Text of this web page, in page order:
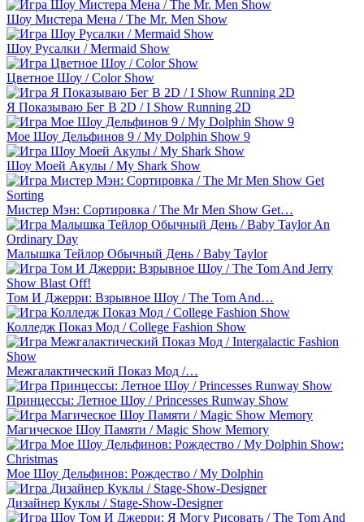
Шоу Мистера Мена / The Mr. Men Show
Шоу Русалки / Mermaid Show
Цветное Шоу / Color Show
Я Показываю Бег В 2D / I Show Running 2D
Мое Шоу Дельфинов 9 / My Dolphin Show 9
Шоу Моей Акулы / My Shark Show
Мистер Мэн: Сортировка / The Mr Men Show Get…
Малышка Тейлор Обычный День / Baby Taylor
Том И Джерри: Взрывное Шоу / The Tom And…
Колледж Показ Мод / College Fashion Show
Межгалактический Показ Мод /…
Принцессы: Летное Шоу / Princesses Runway Show
Магическое Шоу Памяти / Magic Show Memory
Мое Шоу Дельфинов: Рождество / My Dolphin
Дизайнер Куклы / Stage-Show-Designer